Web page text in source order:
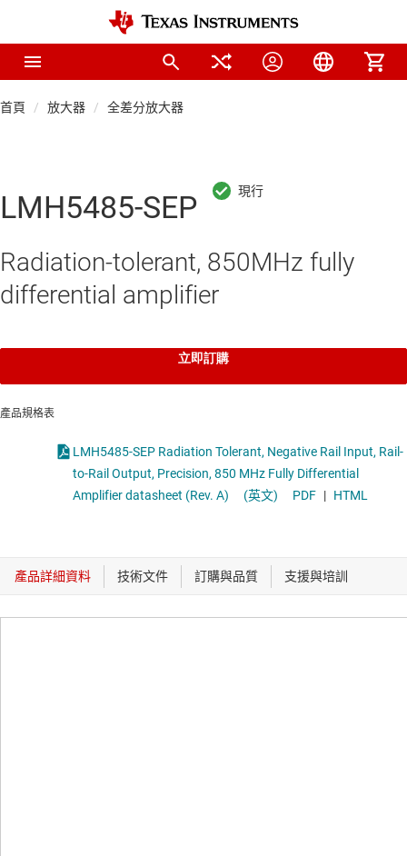
首頁 放大器 全差分放大器
LMH5485-SEP
Radiation-tolerant, 850MHz fully
differential amplifier
立即訂購
產品規格表
LMH5485-SEP Radiation Tolerant, Negative Rail Input, Rail-
to-Rail Output, Precision, 850 MHz Fully Differential
Amplifier datasheet (Rev. A)
(英文) PDF | HTML